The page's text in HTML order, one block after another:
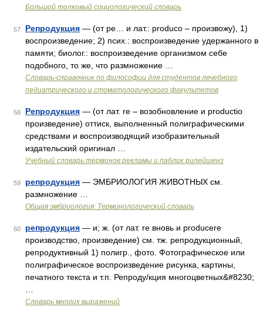
Большой толковый социологический словарь
57 Репродукция — (от ре… и лат.: produco – произвожу), 1)
воспроизведение; 2) псих.: воспроизведение удержанного в
памяти; биолог.: воспроизведение организмом себе
подобного, то же, что размножение …
Словарь-справочник по философии для студентов лечебного,
педиатрического и стоматологического факультетов
58 Репродукция — (от лат. re – возобновление и productio
произведение) оттиск, выполненный полиграфическими
средствами и воспроизводящий изобразительный
издательский оригинал …
Учебный словарь терминов рекламы и паблик рилейшенз
59 репродукция — ЭМБРИОЛОГИЯ ЖИВОТНЫХ см.
размножение …
Общая эмбриология: Терминологический словарь
60 репродукция — и; ж. (от лат. re вновь и producere
производство, произведение) см. тж. репродукционный,
репродуктивный 1) полигр., фото. Фотографическое или
полиграфическое воспроизведение рисунка, картины,
печатного текста и т.п. Репроду/кция многоцветных&#8230;
Словарь многих выражений